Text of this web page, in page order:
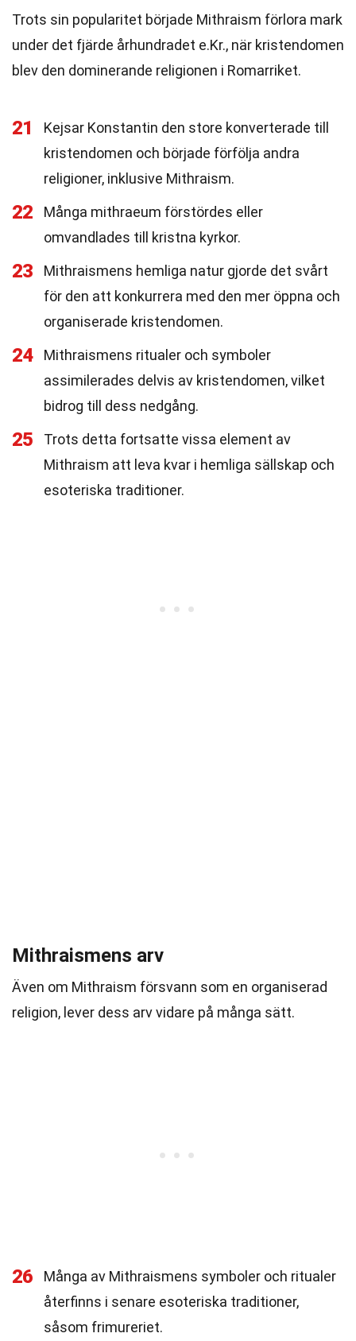
Trots sin popularitet började Mithraism förlora mark
under det fjärde århundradet e.Kr., när kristendomen
blev den dominerande religionen i Romarriket.
21
Kejsar Konstantin den store konverterade till
kristendomen och började förfölja andra
religioner, inklusive Mithraism.
22
Många mithraeum förstördes eller
omvandlades till kristna kyrkor.
23
Mithraismens hemliga natur gjorde det svårt
för den att konkurrera med den mer öppna och
organiserade kristendomen.
24
Mithraismens ritualer och symboler
assimilerades delvis av kristendomen, vilket
bidrog till dess nedgång.
25
Trots detta fortsatte vissa element av
Mithraism att leva kvar i hemliga sällskap och
esoteriska traditioner.
Mithraismens arv
Även om Mithraism försvann som en organiserad
religion, lever dess arv vidare på många sätt.
26
Många av Mithraismens symboler och ritualer
återfinns i senare esoteriska traditioner,
såsom frimureriet.